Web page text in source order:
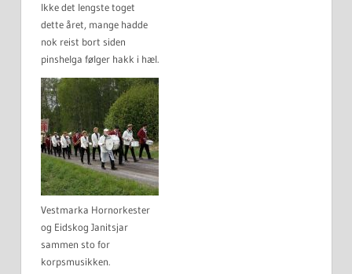
Ikke det lengste toget
dette året, mange hadde
nok reist bort siden
pinshelga følger hakk i hæl.
Vestmarka Hornorkester
og Eidskog Janitsjar
sammen sto for
korpsmusikken.